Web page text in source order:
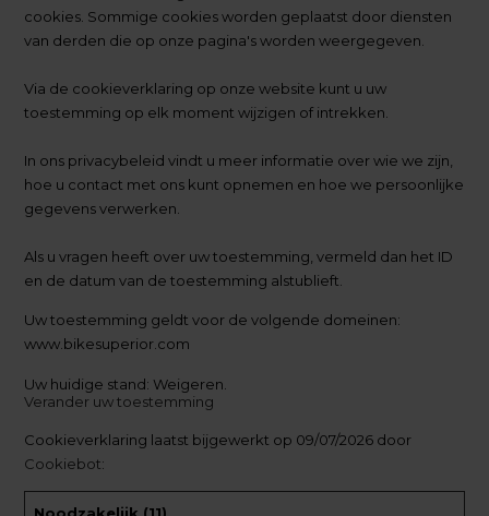
cookies. Sommige cookies worden geplaatst door diensten
van derden die op onze pagina's worden weergegeven.
Via de cookieverklaring op onze website kunt u uw
toestemming op elk moment wijzigen of intrekken.
In ons privacybeleid vindt u meer informatie over wie we zijn,
hoe u contact met ons kunt opnemen en hoe we persoonlijke
gegevens verwerken.
Als u vragen heeft over uw toestemming, vermeld dan het ID
en de datum van de toestemming alstublieft.
Uw toestemming geldt voor de volgende domeinen:
www.bikesuperior.com
Uw huidige stand: Weigeren.
Verander uw toestemming
Cookieverklaring laatst bijgewerkt op 09/07/2026 door
Cookiebot: